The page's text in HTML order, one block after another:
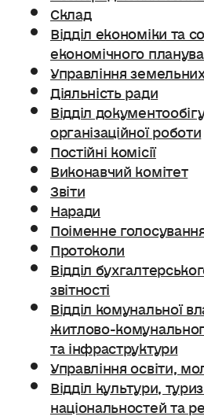
Склад
Відділ економіки та
економічного
Управління
Діяльність ради
Відділ
організаційної роботи
Постійні комісії
Виконавчий комітет
Звіти
Наради
Поіменне
Протоколи
Відділ
звітності
Відділ комунальної
житлово-
та інфраструктури
Управління освіти,
Відділ культури,
національностей та